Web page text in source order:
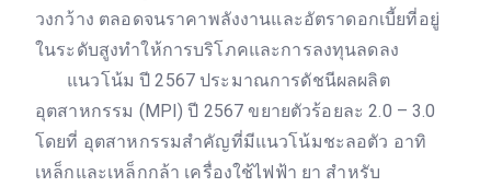
วงกว้าง ตลอดจนราคาพลังงานและอัตราดอกเบี้ยที่อยู่
ในระดับสูงทำให้การบริโภคและการลงทุนลดลง
แนวโน้ม ปี 2567 ประมาณการดัชนีผลผลิต
อุตสาหกรรม (MPI) ปี 2567 ขยายตัวร้อยละ 2.0 – 3.0
โดยที่ อุตสาหกรรมสำคัญที่มีแนวโน้มชะลอตัว อาทิ
เหล็กและเหล็กกล้า เครื่องใช้ไฟฟ้า ยา สำหรับ